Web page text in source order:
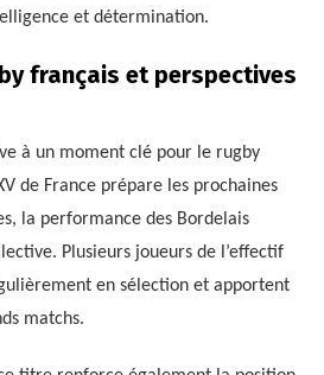
et détermination.
français et perspectives
à un moment clé pour le rugby
de France prépare les prochaines
la performance des Bordelais
Plusieurs joueurs de l’effectif
en sélection et apportent
matchs.